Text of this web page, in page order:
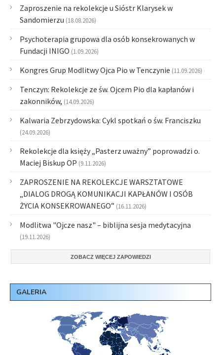
Zaproszenie na rekolekcje u Sióstr Klarysek w
Sandomierzu (18.08.2026)
Psychoterapia grupowa dla osób konsekrowanych w
Fundacji INIGO (1.09.2026)
Kongres Grup Modlitwy Ojca Pio w Tenczynie (11.09.2026)
Tenczyn: Rekolekcje ze św. Ojcem Pio dla kapłanów i
zakonników, (14.09.2026)
Kalwaria Zebrzydowska: Cykl spotkań o św. Franciszku
(24.09.2026)
Rekolekcje dla księży „Pasterz uważny” poprowadzi o.
Maciej Biskup OP (9.11.2026)
ZAPROSZENIE NA REKOLEKCJE WARSZTATOWE
„DIALOG DROGĄ KOMUNIKACJI KAPŁANÓW I OSÓB
ŻYCIA KONSEKROWANEGO” (16.11.2026)
Modlitwa "Ojcze nasz" – biblijna sesja medytacyjna
(19.11.2026)
ZOBACZ WIĘCEJ ZAPOWIEDZI
GALERIA